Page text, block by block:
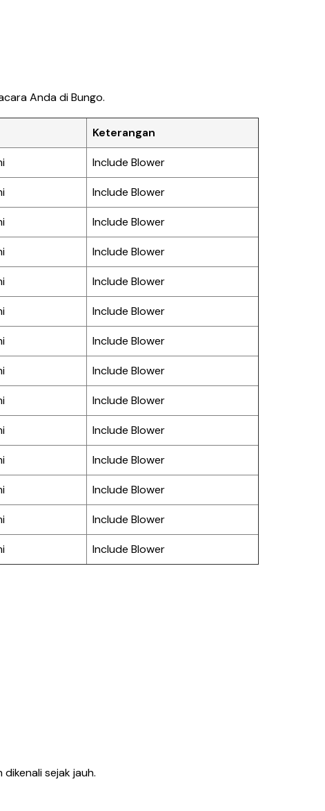
Anda di Bungo.
Keterangan
Include Blower
Include Blower
Include Blower
Include Blower
Include Blower
Include Blower
Include Blower
Include Blower
Include Blower
Include Blower
Include Blower
Include Blower
Include Blower
Include Blower
sejak jauh.